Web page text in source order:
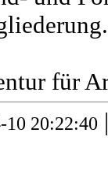
für
10 20:22:40